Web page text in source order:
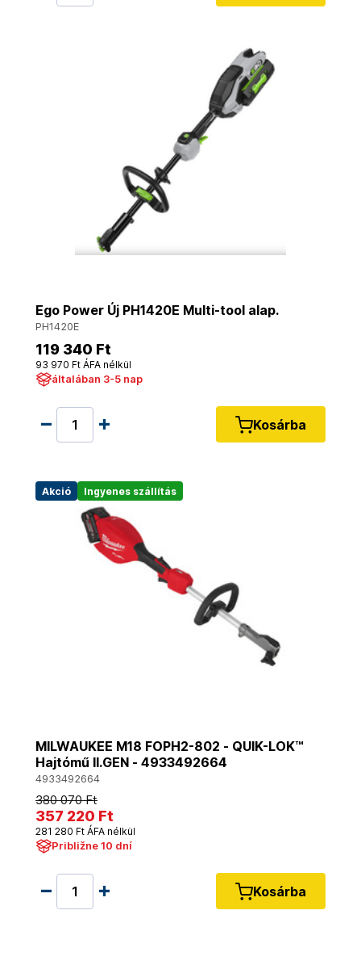
Ego Power Új PH1420E Multi-tool alap.
PH1420E
119 340 Ft
93 970 Ft ÁFA nélkül
általában 3-5 nap
Kosárba
Akció Ingyenes szállítás
MILWAUKEE M18 FOPH2-802 - QUIK-LOK™
Hajtómű II.GEN - 4933492664
4933492664
380 070 Ft
357 220 Ft
281 280 Ft ÁFA nélkül
Približne 10 dní
Kosárba